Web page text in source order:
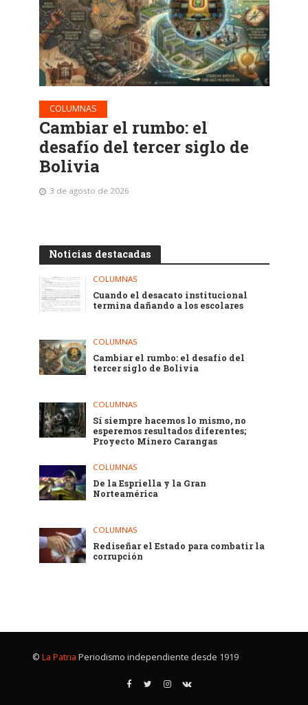
COLUMNAS
Cambiar el rumbo: el
desafío del tercer siglo de
Bolivia
3 de agosto de 2026
Noticias destacadas
COLUMNAS
Cuando el desacato institucional
termina dañando a los escolares
COLUMNAS
Cambiar el rumbo: el desafío del
tercer siglo de Bolivia
COLUMNAS
Sí siempre hacemos lo mismo, no
esperemos resultados diferentes;
Proyecto Minero Carangas
COLUMNAS
De la Espriella y la Gran
Norteamérica
COLUMNAS
Rediseñar el Estado para combatir la
corrupción
© La Patria Periodismo independiente desde 1919